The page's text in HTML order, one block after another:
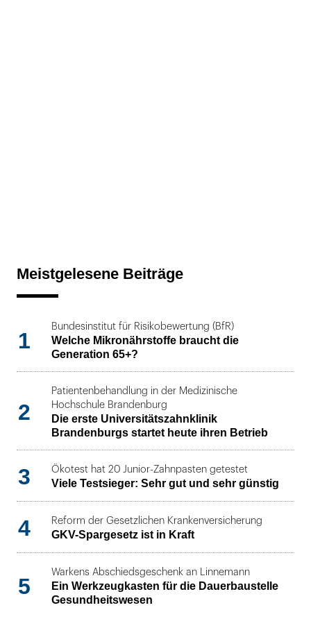
Meistgelesene Beiträge
1
Bundesinstitut für Risikobewertung (BfR)
Welche Mikronährstoffe braucht die
Generation 65+?
2
Patientenbehandlung in der Medizinische
Hochschule Brandenburg
Die erste Universitätszahnklinik
Brandenburgs startet heute ihren Betrieb
3 Ökotest hat 20 Junior-Zahnpasten getestet
Viele Testsieger: Sehr gut und sehr günstig
4 Reform der Gesetzlichen Krankenversicherung
GKV-Spargesetz ist in Kraft
5
Warkens Abschiedsgeschenk an Linnemann
Ein Werkzeugkasten für die Dauerbaustelle
Gesundheitswesen